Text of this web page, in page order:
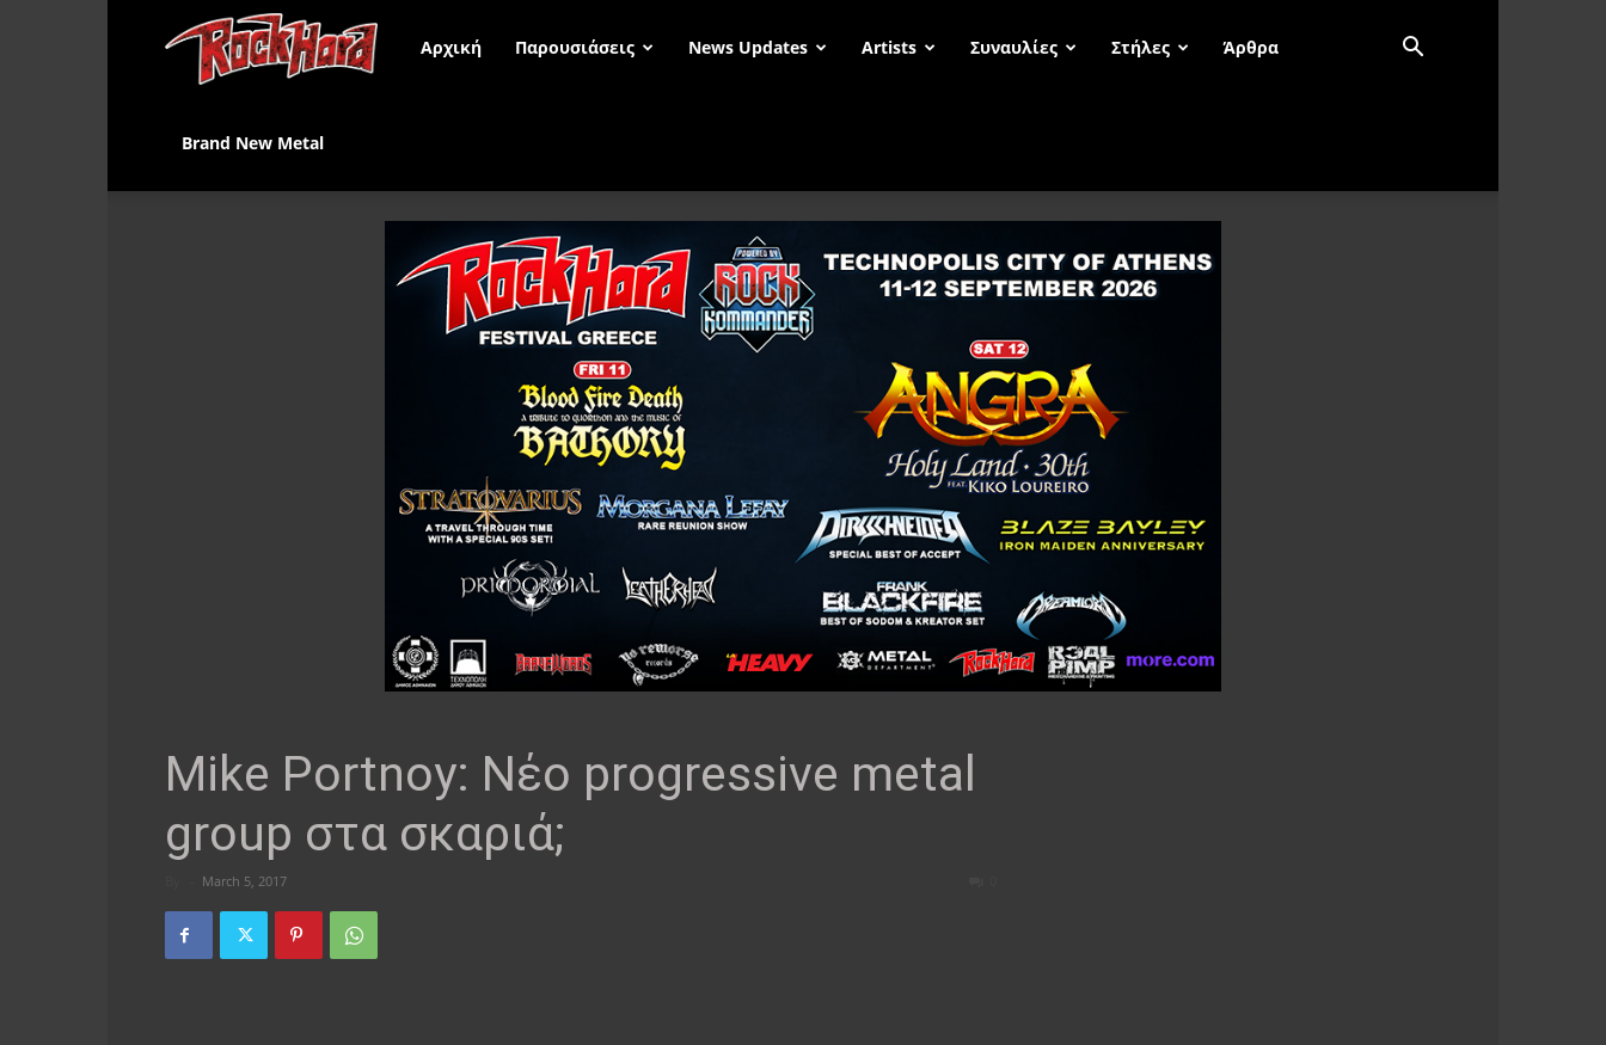
Rock
Αρχική Παρουσιάσεις News Updates Artists Συναυλίες Στήλες Άρθρα
Brand New Metal
Mike Portnoy: Νέο progressive metal
group στα σκαριά;
March 5, 2017